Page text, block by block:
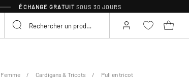
ÉCHANGE GRATUITSOUS 30 JOURS
Femme Cardigans & Tricots Pull en tricot